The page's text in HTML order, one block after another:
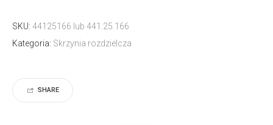
SKU: 44125166 lub 441.25.166
Kategoria: Skrzynia rozdzielcza
SHARE